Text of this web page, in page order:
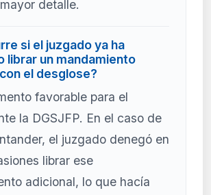
detalle.
si el juzgado ya ha
librar un mandamiento
el desglose?
favorable para el
la DGSJFP. En el caso de
el juzgado denegó en
librar ese
adicional, lo que hacía